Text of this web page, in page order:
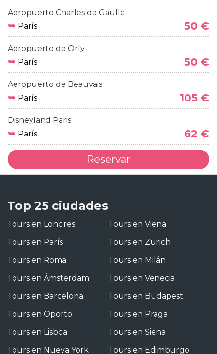
Aeropuerto Charles de Gaulle
➥ París 50 €
Aeropuerto de Orly
➥ París 50 €
Aeropuerto de Beauvais
➥ París 105 €
Disneyland Paris
➥ París 62 €
Reservar
Top 25 ciudades
Tours en Londres
Tours en París
Tours en Roma
Tours en Ámsterdam
Tours en Barcelona
Tours en Oporto
Tours en Lisboa
Tours en Nueva York
Tours en Viena
Tours en Zurich
Tours en Milán
Tours en Venecia
Tours en Budapest
Tours en Praga
Tours en Siena
Tours en Edimburgo